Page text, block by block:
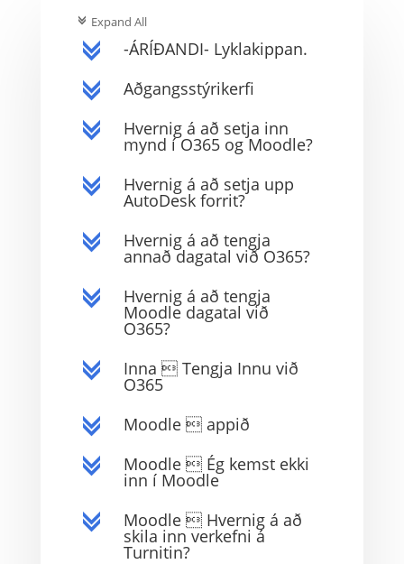
c Expand All
c -ÁRÍÐANDI- Lyklakippan.
c Aðgangsstýrikerfi
c Hvernig á að setja inn
mynd í O365 og Moodle?
c Hvernig á að setja upp
AutoDesk forrit?
c Hvernig á að tengja
annað dagatal við O365?
c Hvernig á að tengja
Moodle dagatal við
O365?
c Inna  Tengja Innu við
O365
c Moodle  appið
c Moodle  Ég kemst ekki
inn í Moodle
c Moodle  Hvernig á að
skila inn verkefni á
Turnitin?